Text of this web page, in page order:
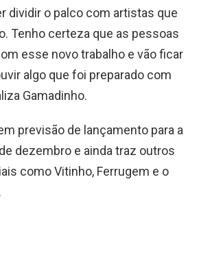
dividir o palco com artistas que
Tenho certeza que as pessoas
esse novo trabalho e vão ficar
algo que foi preparado com
Gamadinho.
previsão de lançamento para a
dezembro e ainda traz outros
como Vitinho, Ferrugem e o